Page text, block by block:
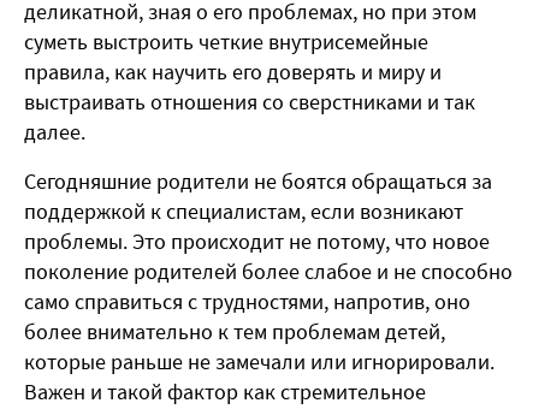
деликатной, зная о его проблемах, но при этом
суметь выстроить четкие внутрисемейные
правила, как научить его доверять и миру и
выстраивать отношения со сверстниками и так
далее.
Сегодняшние родители не боятся обращаться за
поддержкой к специалистам, если возникают
проблемы. Это происходит не потому, что новое
поколение родителей более слабое и не способно
само справиться с трудностями, напротив, оно
более внимательно к тем проблемам детей,
которые раньше не замечали или игнорировали.
Важен и такой фактор как стремительное